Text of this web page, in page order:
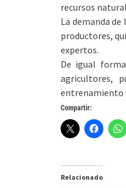
recursos
La demanda
productores,
expertos.
De igual
agricultores,
entrenamiento
Compartir:
Relacionado